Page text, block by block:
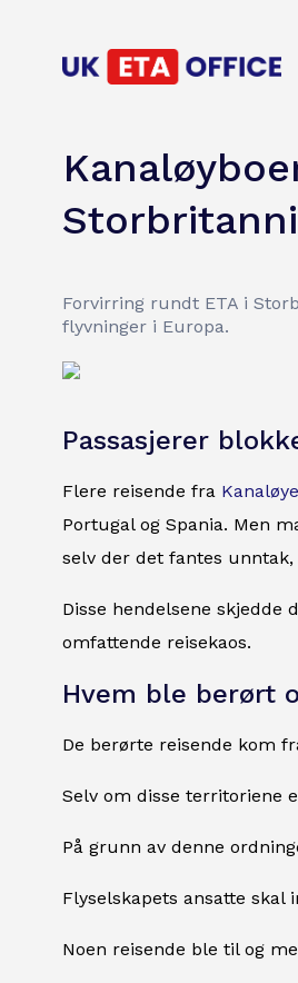
Forvirring rundt ETA i
flyvninger i Europa.
Passasjerer
Flere reisende fra
Portugal og Spania. Men
selv der det fantes
Disse hendelsene
omfattende reisekaos.
Hvem ble berørt
De berørte reisende kom
Selv om disse territoriene
På grunn av denne
Flyselskapets ansatte
Noen reisende ble til og